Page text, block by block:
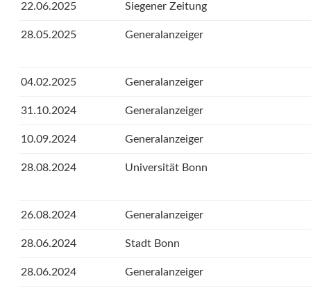
22.06.2025 Siegener Zeitung
28.05.2025 Generalanzeiger
04.02.2025 Generalanzeiger
31.10.2024 Generalanzeiger
10.09.2024 Generalanzeiger
28.08.2024 Universität Bonn
26.08.2024 Generalanzeiger
28.06.2024 Stadt Bonn
28.06.2024 Generalanzeiger